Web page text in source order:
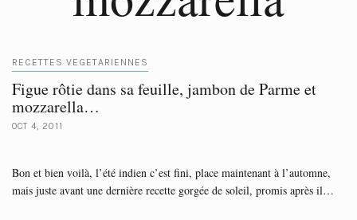
RECETTES VEGETARIENNES
Figue rôtie dans sa feuille, jambon de Parme et
mozzarella…
OCT 4, 2011
Bon et bien voilà, l’été indien c’est fini, place maintenant à l’automne,
mais juste avant une dernière recette gorgée de soleil, promis après il…